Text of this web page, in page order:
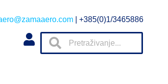
| +385(0)1/3465886